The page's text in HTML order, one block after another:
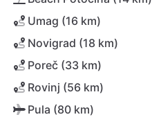
Umag (16 km)
Novigrad (18 km)
Poreč (33 km)
Rovinj (56 km)
Pula (80 km)